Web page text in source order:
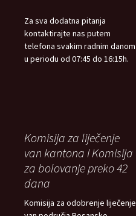
Za sva dodatna pitanja
kontaktirajte nas putem
telefona svakim radnim danom
u periodu od 07:45 do 16:15h.
Komisija za liječenje
van kantona i Komisija
za bolovanje preko 42
dana
Komisija za odobrenje liječenje